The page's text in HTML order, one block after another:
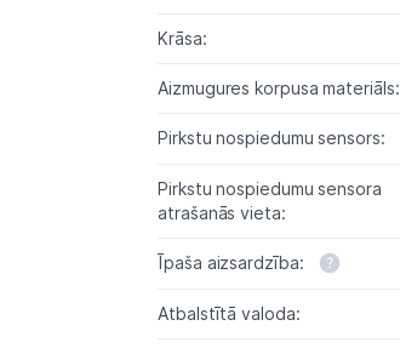
Krāsa:
Aizmugures korpusa materiāls:
Pirkstu nospiedumu sensors:
Pirkstu nospiedumu sensora
atrašanās vieta:
Īpaša aizsardzība:
Atbalstītā valoda: